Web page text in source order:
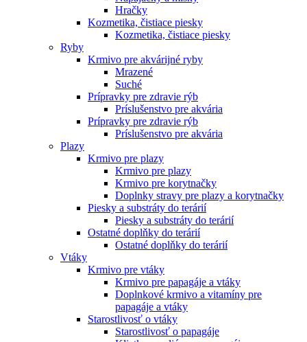
Hračky
Kozmetika, čistiace piesky
Kozmetika, čistiace piesky
Ryby
Krmivo pre akvárijné ryby
Mrazené
Suché
Prípravky pre zdravie rýb
Príslušenstvo pre akvária
Prípravky pre zdravie rýb
Príslušenstvo pre akvária
Plazy
Krmivo pre plazy
Krmivo pre plazy
Krmivo pre korytnačky
Doplnky stravy pre plazy a korytnačky
Piesky a substráty do terárií
Piesky a substráty do terárií
Ostatné doplňky do terárií
Ostatné doplňky do terárií
Vtáky
Krmivo pre vtáky
Krmivo pre papagáje a vtáky
Doplnkové krmivo a vitamíny pre
papagáje a vtáky
Starostlivosť o vtáky
Starostlivosť o papagáje